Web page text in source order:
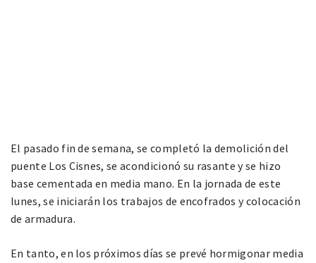
El pasado fin de semana, se completó la demolición del
puente Los Cisnes, se acondicionó su rasante y se hizo
base cementada en media mano. En la jornada de este
lunes, se iniciarán los trabajos de encofrados y colocación
de armadura.
En tanto, en los próximos días se prevé hormigonar media